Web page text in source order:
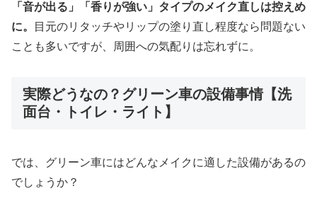
「音が出る」「香りが強い」タイプのメイク直しは控えめ
に。
目元のリタッチやリップの塗り直し程度なら問題ない
ことも多いですが、周囲への気配りは忘れずに。
実際どうなの？グリーン車の設備事情【洗
面台・トイレ・ライト】
では、グリーン車にはどんなメイクに適した設備があるの
でしょうか？